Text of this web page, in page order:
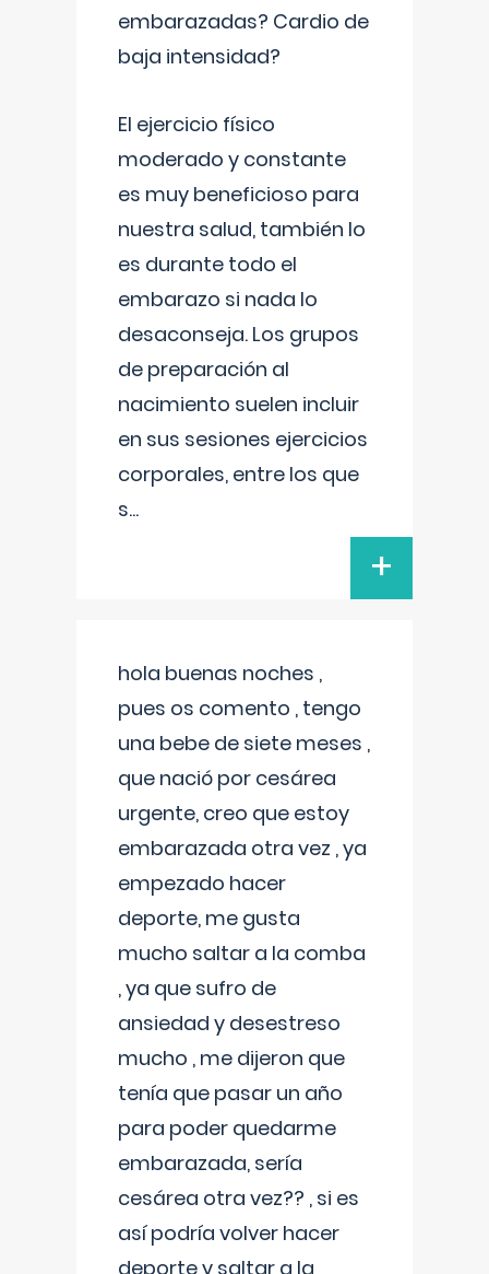
embarazadas? Cardio de
baja intensidad?
El ejercicio físico
moderado y constante
es muy beneficioso para
nuestra salud, también lo
es durante todo el
embarazo si nada lo
desaconseja. Los grupos
de preparación al
nacimiento suelen incluir
en sus sesiones ejercicios
corporales, entre los que
s...
+
hola buenas noches ,
pues os comento , tengo
una bebe de siete meses ,
que nació por cesárea
urgente, creo que estoy
embarazada otra vez , ya
empezado hacer
deporte, me gusta
mucho saltar a la comba
, ya que sufro de
ansiedad y desestreso
mucho , me dijeron que
tenía que pasar un año
para poder quedarme
embarazada, sería
cesárea otra vez?? , si es
así podría volver hacer
deporte y saltar a la